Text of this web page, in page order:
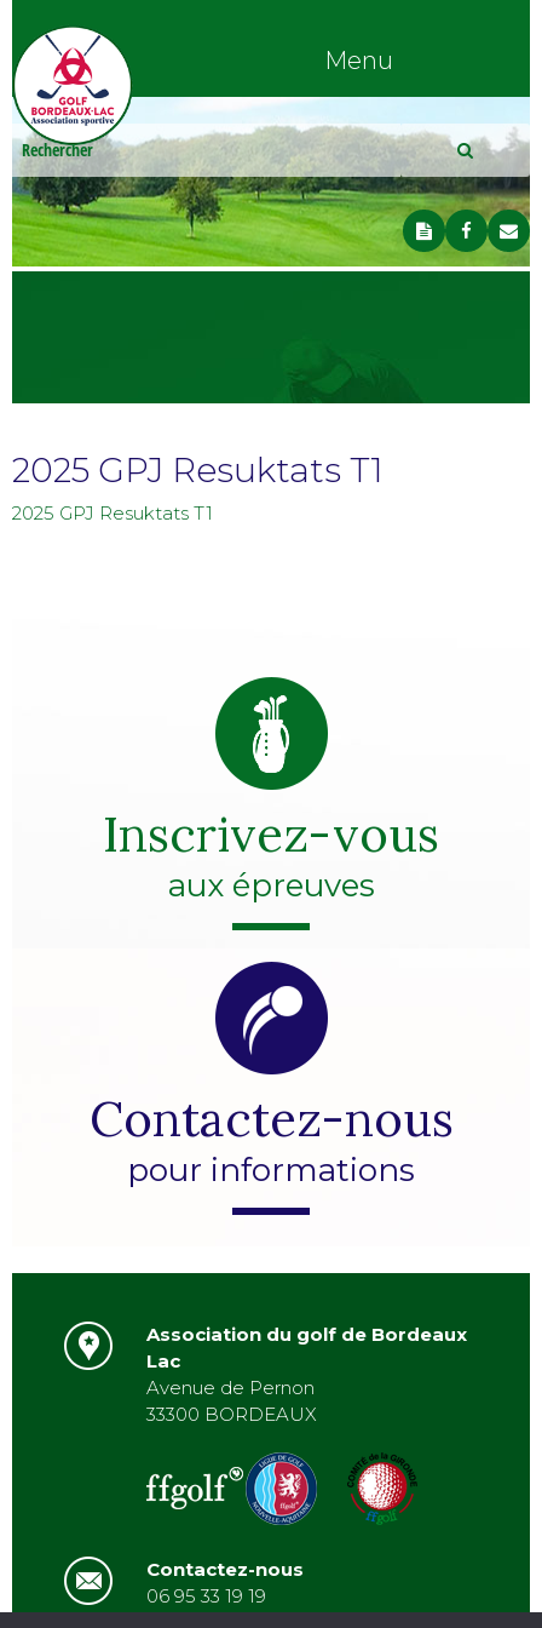
Menu
2025 GPJ Resuktats T1
2025 GPJ Resuktats T1
Inscrivez-vous
aux épreuves
Contactez-nous
pour informations
Association du golf de Bordeaux
Lac
Avenue de Pernon
33300 BORDEAUX
Contactez-nous
06 95 33 19 19